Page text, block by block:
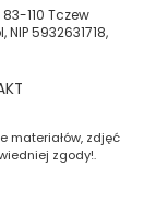
110 Tczew
5932631718,
materiałów, zdjęć
zgody!.